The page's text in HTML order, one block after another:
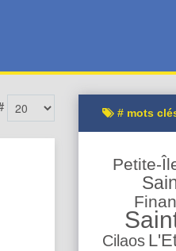
# mots
Petite-
Cilaos